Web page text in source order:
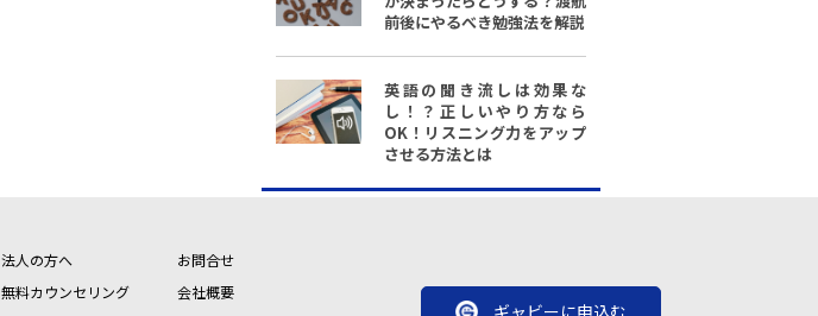
前後にやるべき勉強法を解説
英語の聞き流しは効果な
し！？正しいやり方なら
OK！リスニング力をアップ
させる方法とは
法人の方へ
無料カウンセリング
お問合せ
会社概要